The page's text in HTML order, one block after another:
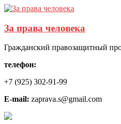
За права человека
Гражданский правозащитный
телефон:
+7 (925) 302-91-99
E-mail: zaprava.s@gmail.com